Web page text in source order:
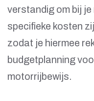
verstandig om bij
specifieke kosten
zodat je hiermee
budgetplanning
motorrijbewijs.